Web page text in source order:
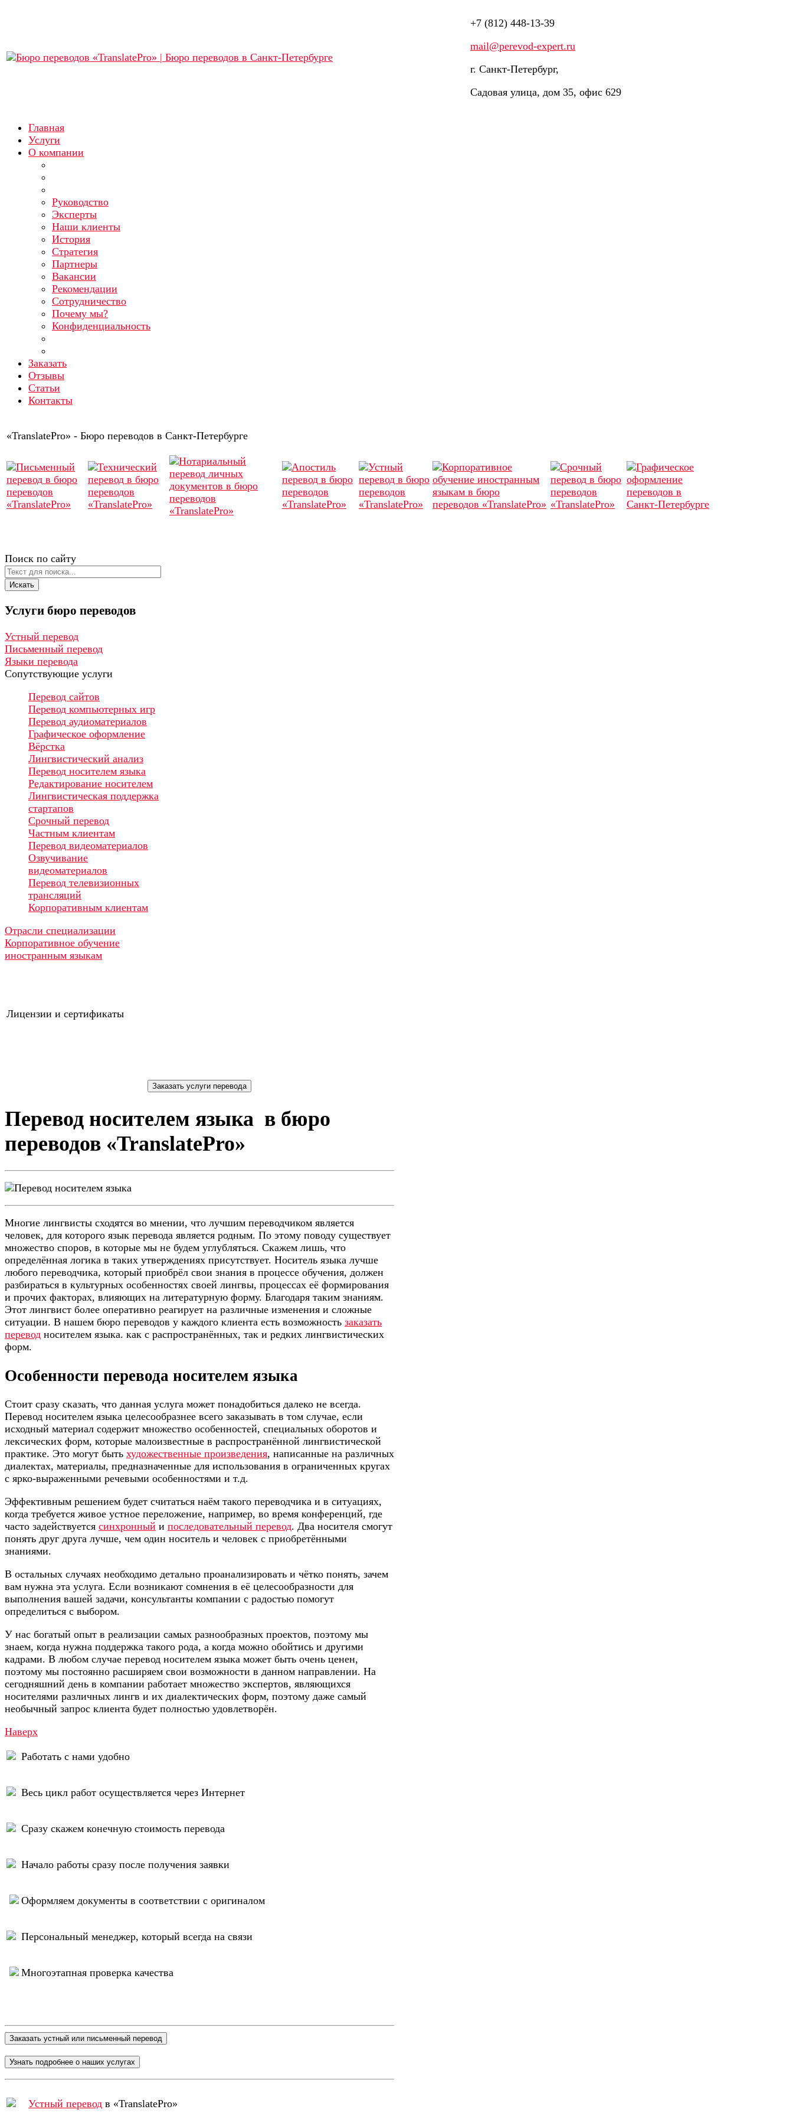
+7 (812) 448-13-39
mail@perevod-expert.ru
г. Санкт-Петербург,
Садовая улица, дом 35, офис 629
Главная
Услуги
О компании
Руководство
Эксперты
Наши клиенты
История
Стратегия
Партнеры
Вакансии
Рекомендации
Сотрудничество
Почему мы?
Конфиденциальность
Заказать
Отзывы
Статьи
Контакты
«TranslatePro» - Бюро переводов в Санкт-Петербурге
Поиск по сайту
Искать
Услуги бюро переводов
Устный перевод
Письменный перевод
Языки перевода
Сопутствующие услуги
Перевод сайтов
Перевод компьютерных игр
Перевод аудиоматериалов
Графическое оформление
Вёрстка
Лингвистический анализ
Перевод носителем языка
Редактирование носителем
Лингвистическая поддержка
стартапов
Срочный перевод
Частным клиентам
Перевод видеоматериалов
Озвучивание
видеоматериалов
Перевод телевизионных
трансляций
Корпоративным клиентам
Отрасли специализации
Корпоративное обучение
иностранным языкам
Лицензии и сертификаты
Перевод носителем языка в бюро
переводов «TranslatePro»
Многие лингвисты сходятся во мнении, что лучшим переводчиком является
человек, для которого язык перевода является родным. По этому поводу существует
множество споров, в которые мы не будем углубляться. Скажем лишь, что
определённая логика в таких утверждениях присутствует. Носитель языка лучше
любого переводчика, который приобрёл свои знания в процессе обучения, должен
разбираться в культурных особенностях своей лингвы, процессах её формирования
и прочих факторах, влияющих на литературную форму. Благодаря таким знаниям.
Этот лингвист более оперативно реагирует на различные изменения и сложные
ситуации. В нашем бюро переводов у каждого клиента есть возможность заказать
перевод носителем языка. как с распространённых, так и редких лингвистических
форм.
Особенности перевода носителем языка
Стоит сразу сказать, что данная услуга может понадобиться далеко не всегда.
Перевод носителем языка целесообразнее всего заказывать в том случае, если
исходный материал содержит множество особенностей, специальных оборотов и
лексических форм, которые малоизвестные в распространённой лингвистической
практике. Это могут быть художественные произведения, написанные на различных
диалектах, материалы, предназначенные для использования в ограниченных кругах
с ярко-выраженными речевыми особенностями и т.д.
Эффективным решением будет считаться наём такого переводчика и в ситуациях,
когда требуется живое устное переложение, например, во время конференций, где
часто задействуется синхронный и последовательный перевод. Два носителя смогут
понять друг друга лучше, чем один носитель и человек с приобретёнными
знаниями.
В остальных случаях необходимо детально проанализировать и чётко понять, зачем
вам нужна эта услуга. Если возникают сомнения в её целесообразности для
выполнения вашей задачи, консультанты компании с радостью помогут
определиться с выбором.
У нас богатый опыт в реализации самых разнообразных проектов, поэтому мы
знаем, когда нужна поддержка такого рода, а когда можно обойтись и другими
кадрами. В любом случае перевод носителем языка может быть очень ценен,
поэтому мы постоянно расширяем свои возможности в данном направлении. На
сегодняшний день в компании работает множество экспертов, являющихся
носителями различных лингв и их диалектических форм, поэтому даже самый
необычный запрос клиента будет полностью удовлетворён.
Наверх
Работать с нами удобно
Весь цикл работ осуществляется через Интернет
Сразу скажем конечную стоимость перевода
Начало работы сразу после получения заявки
Оформляем документы в соответствии с оригиналом
Персональный менеджер, который всегда на связи
Многоэтапная проверка качества
Устный перевод в «TranslatePro»